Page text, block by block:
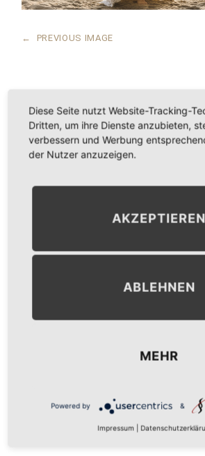
← PREVIOUS IMAGE
LEAVE A COMMENT
E-MAIL-ADRESSE
Diese Seite nutzt Website-Tracking-
Dritten, um ihre Dienste anzubieten,
verbessern und Werbung
der Nutzer anzuzeigen.
AKZEPTIEREN
ABLEHNEN
MEHR
Powered by &
Impressum